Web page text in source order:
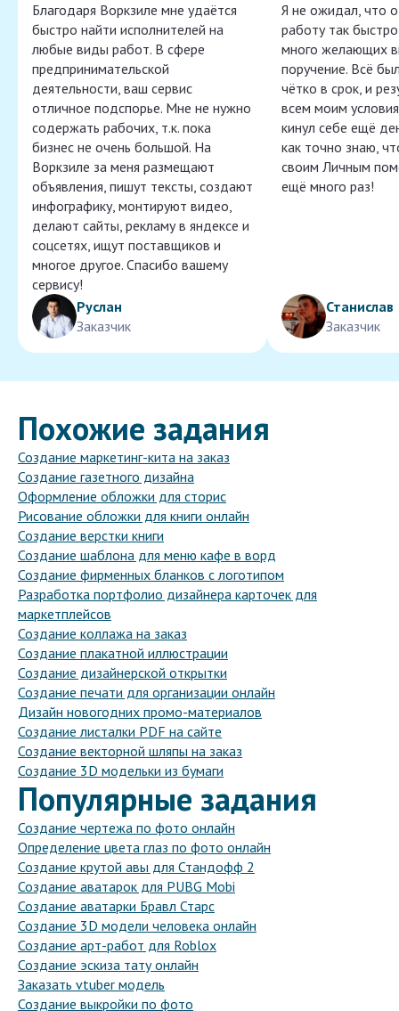
Благодаря Воркзиле мне удаётся
быстро найти исполнителей на
любые виды работ. В сфере
предпринимательской
деятельности, ваш сервис
отличное подспорье. Мне не нужно
содержать рабочих, т.к. пока
бизнес не очень большой. На
Воркзиле за меня размещают
объявления, пишут тексты, создают
инфографику, монтируют видео,
делают сайты, рекламу в яндексе и
соцсетях, ищут поставщиков и
многое другое. Спасибо вашему
сервису!
Руслан
Заказчик
Я не ожидал, что
работу так
много желающих
поручение. Всё
чётко в срок, и
всем моим
кинул себе ещё
как точно знаю,
своим Личным
ещё много раз!
Станислав
Заказчик
Похожие задания
Создание маркетинг-кита на заказ
Создание газетного дизайна
Оформление обложки для сторис
Рисование обложки для книги онлайн
Создание верстки книги
Создание шаблона для меню кафе в ворд
Создание фирменных бланков с логотипом
Разработка портфолио дизайнера карточек для
маркетплейсов
Создание коллажа на заказ
Создание плакатной иллюстрации
Создание дизайнерской открытки
Создание печати для организации онлайн
Дизайн новогодних промо-материалов
Создание листалки PDF на сайте
Создание векторной шляпы на заказ
Создание 3D модельки из бумаги
Популярные задания
Создание чертежа по фото онлайн
Определение цвета глаз по фото онлайн
Создание крутой авы для Стандофф 2
Создание аватарок для PUBG Mobi
Создание аватарки Бравл Старс
Создание 3D модели человека онлайн
Создание арт-работ для Roblox
Создание эскиза тату онлайн
Заказать vtuber модель
Создание выкройки по фото